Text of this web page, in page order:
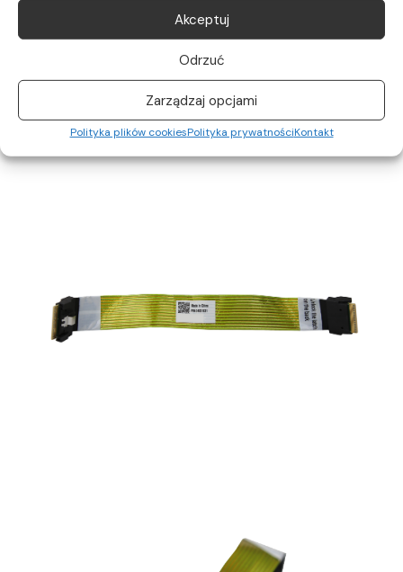
Akceptuj
Odrzuć
Zarządzaj opcjami
Polityka plików cookiesPolityka prywatnościKontakt
Kompatybilność: Atlas 800 (3010)